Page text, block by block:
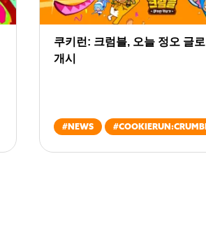
쿠키런: 크럼블, 오늘 정오 글
개시
#NEWS #